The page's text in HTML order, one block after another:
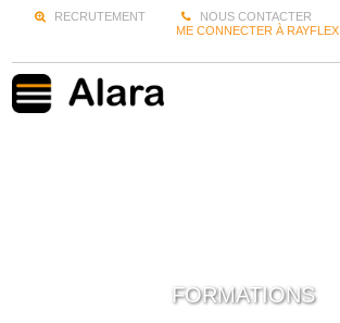
RECRUTEMENT NOUS CONTACTER
ME CONNECTER À RAYFLEX
FORMATIONS